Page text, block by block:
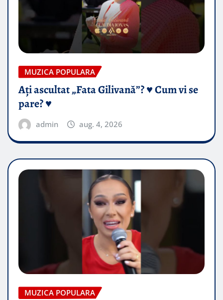
MUZICA POPULARA
Ați ascultat „Fata Gilivană”? ♥️ Cum vi se
pare? ♥️
admin aug. 4, 2026
MUZICA POPULARA